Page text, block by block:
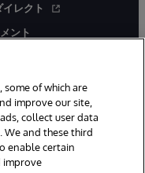
イレクト
ント
some of which are
improve our site,
collect user data
and these third
enable certain
improve